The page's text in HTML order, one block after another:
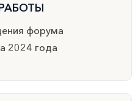
форума
2024 года